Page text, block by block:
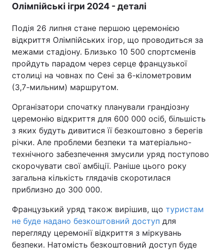
Олімпійські ігри 2024 - деталі
Подія 26 липня стане першою церемонією
відкриття Олімпійських ігор, що проводиться за
межами стадіону. Близько 10 500 спортсменів
пройдуть парадом через серце французької
столиці на човнах по Сені за 6-кілометровим
(3,7-мильним) маршрутом.
Організатори спочатку планували грандіозну
церемонію відкриття для 600 000 осіб, більшість
з яких будуть дивитися її безкоштовно з берегів
річки. Але проблеми безпеки та матеріально-
технічного забезпечення змусили уряд поступово
скорочувати свої амбіції. Раніше цього року
загальна кількість глядачів скоротилася
приблизно до 300 000.
Французький уряд також вирішив, що туристам
не буде надано безкоштовний доступ для
перегляду церемонії відкриття з міркувань
безпеки. Натомість безкоштовний доступ буде